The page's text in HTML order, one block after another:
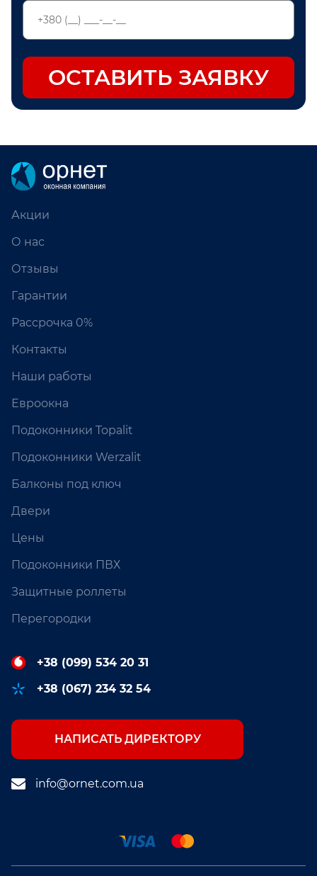
ОСТАВИТЬ ЗАЯВКУ
Акции
О нас
Отзывы
Гарантии
Рассрочка 0%
Контакты
Наши работы
Евроокна
Подоконники Topalit
Подоконники Werzalit
Балконы под ключ
Двери
Цены
Подоконники ПВХ
Защитные роллеты
Перегородки
+38 (099) 534 20 31
+38 (067) 234 32 54
НАПИСАТЬ ДИРЕКТОРУ
info@ornet.com.ua